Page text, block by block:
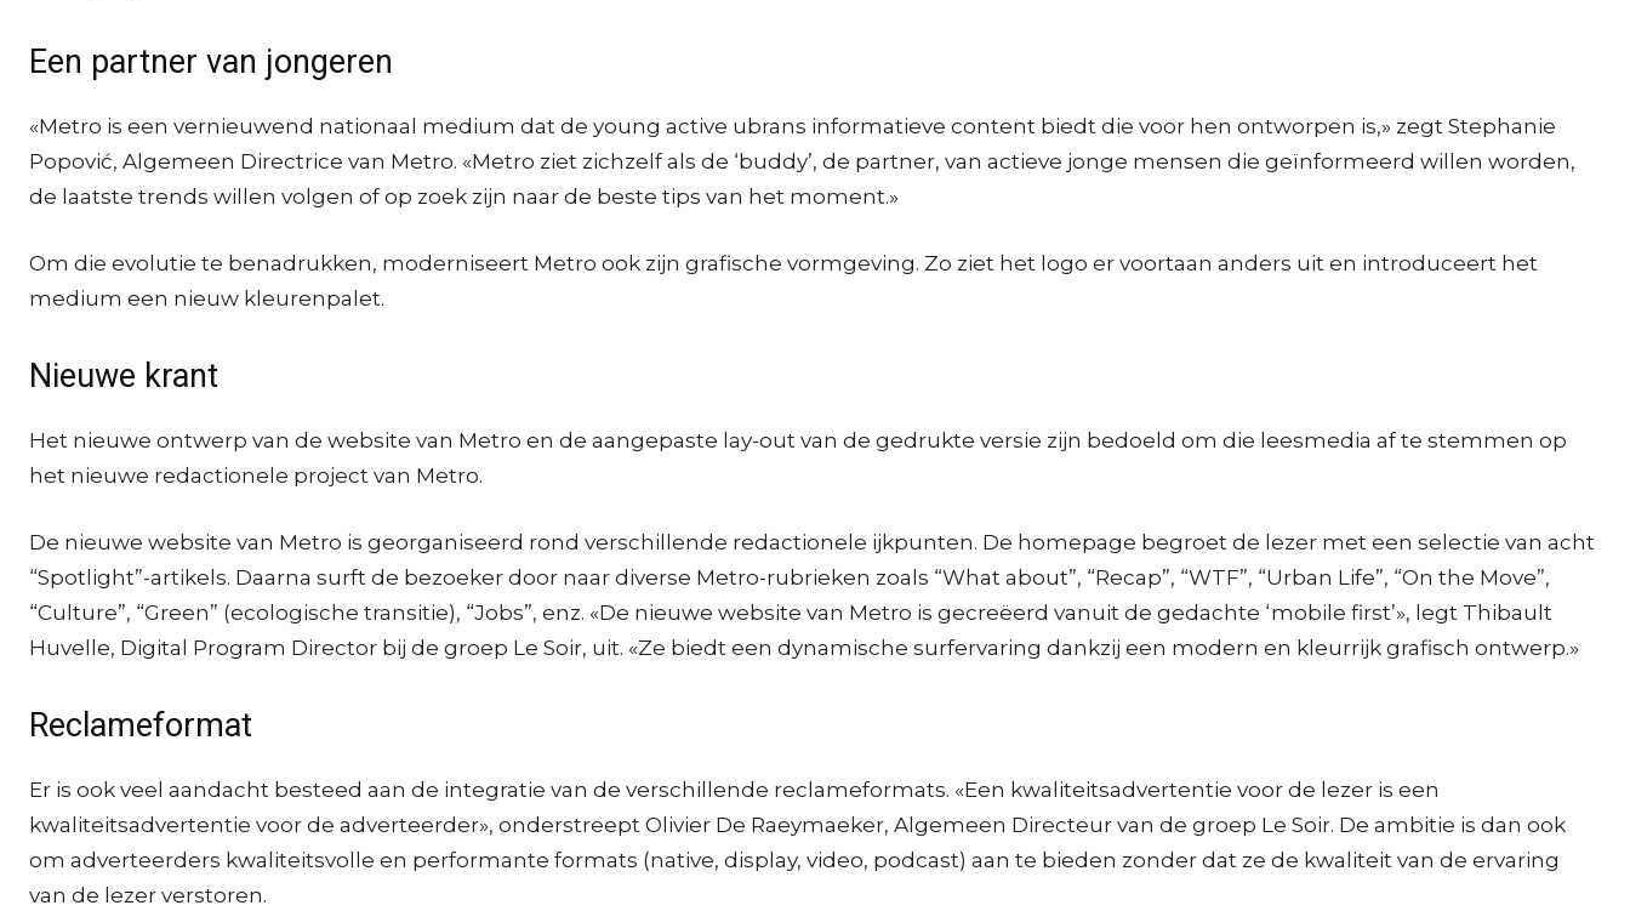
Een partner van jongeren
«Metro is een vernieuwend nationaal medium dat de young active ubrans informatieve content biedt die voor hen ontworpen is,» zegt Stephanie
Popović, Algemeen Directrice van Metro. «Metro ziet zichzelf als de ‘buddy’, de partner, van actieve jonge mensen die geïnformeerd willen worden,
de laatste trends willen volgen of op zoek zijn naar de beste tips van het moment.»
Om die evolutie te benadrukken, moderniseert Metro ook zijn grafische vormgeving. Zo ziet het logo er voortaan anders uit en introduceert het
medium een nieuw kleurenpalet.
Nieuwe krant
Het nieuwe ontwerp van de website van Metro en de aangepaste lay-out van de gedrukte versie zijn bedoeld om die leesmedia af te stemmen op
het nieuwe redactionele project van Metro.
De nieuwe website van Metro is georganiseerd rond verschillende redactionele ijkpunten. De homepage begroet de lezer met een selectie van acht
“Spotlight”-artikels. Daarna surft de bezoeker door naar diverse Metro-rubrieken zoals “What about”, “Recap”, “WTF”, “Urban Life”, “On the Move”,
“Culture”, “Green” (ecologische transitie), “Jobs”, enz. «De nieuwe website van Metro is gecreëerd vanuit de gedachte ‘mobile first’», legt Thibault
Huvelle, Digital Program Director bij de groep Le Soir, uit. «Ze biedt een dynamische surfervaring dankzij een modern en kleurrijk grafisch ontwerp.»
Reclameformat
Er is ook veel aandacht besteed aan de integratie van de verschillende reclameformats. «Een kwaliteitsadvertentie voor de lezer is een
kwaliteitsadvertentie voor de adverteerder», onderstreept Olivier De Raeymaeker, Algemeen Directeur van de groep Le Soir. De ambitie is dan ook
om adverteerders kwaliteitsvolle en performante formats (native, display, video, podcast) aan te bieden zonder dat ze de kwaliteit van de ervaring
van de lezer verstoren.